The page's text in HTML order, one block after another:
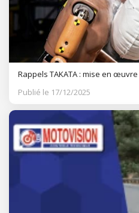
Rappels TAKATA : mise en
Publié le 17/12/2025